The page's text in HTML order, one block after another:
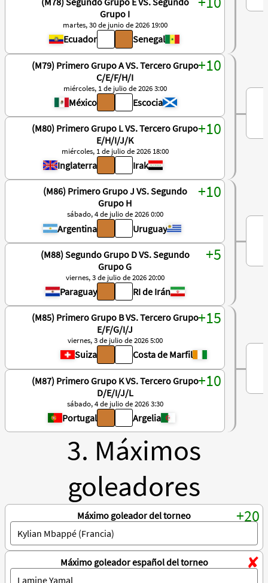
Grupo I
martes, 30 de junio de 2026 19:00
Ecuador Senegal
(M79) Primero Grupo A VS. Tercero Grupo
C/E/F/H/I
miércoles, 1 de julio de 2026 3:00
México Escocia
(M80) Primero Grupo L VS. Tercero Grupo
E/H/I/J/K
miércoles, 1 de julio de 2026 18:00
Inglaterra Irak
(M86) Primero Grupo J VS. Segundo
Grupo H
sábado, 4 de julio de 2026 0:00
Argentina Uruguay
(M88) Segundo Grupo D VS. Segundo
Grupo G
viernes, 3 de julio de 2026 20:00
Paraguay RI de Irán
(M85) Primero Grupo B VS. Tercero Grupo
E/F/G/I/J
viernes, 3 de julio de 2026 5:00
Suiza Costa de Marfil
(M87) Primero Grupo K VS. Tercero Grupo
D/E/I/J/L
sábado, 4 de julio de 2026 3:30
Portugal Argelia
3. Máximos
goleadores
Máximo goleador del torneo
Máximo goleador español del torneo